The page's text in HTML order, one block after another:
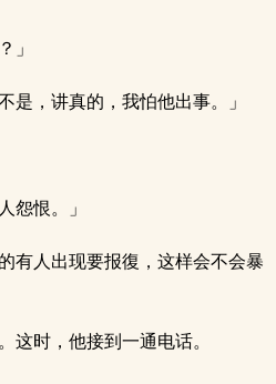
」
，讲真的，我怕他出事。」
怨恨。」
有人出现要报復，这样会不会暴
时，他接到一通电话。